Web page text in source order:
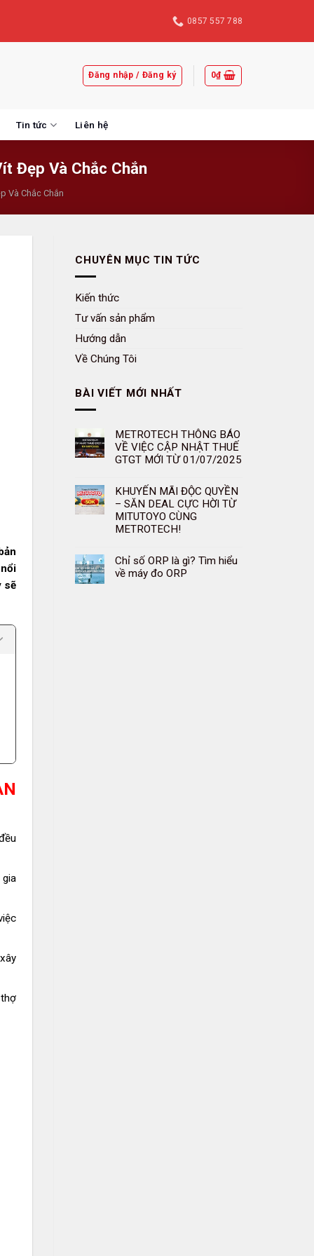
0857 557 788
Đăng nhập / Đăng ký 0₫
Tin tức Liên hệ
Đẹp Và Chắc Chắn
Và Chắc Chắn
sẽ
CHUYÊN MỤC TIN TỨC
Kiến thức
Tư vấn sản phẩm
Hướng dẫn
Về Chúng Tôi
BÀI VIẾT MỚI NHẤT
METROTECH THÔNG BÁO
VỀ VIỆC CẬP NHẬT THUẾ
GTGT MỚI TỪ 01/07/2025
KHUYẾN MÃI ĐỘC QUYỀN
– SĂN DEAL CỰC HỜI TỪ
MITUTOYO CÙNG
METROTECH!
Chỉ số ORP là gì? Tìm hiểu
về máy đo ORP